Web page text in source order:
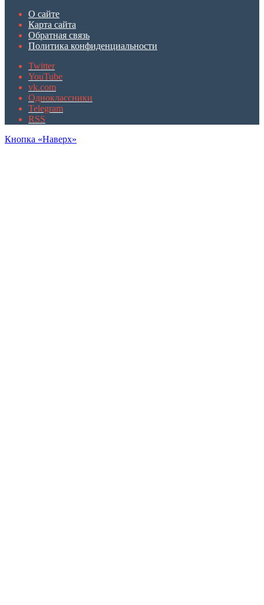
О сайте
Карта сайта
Обратная связь
Политика конфиденциальности
Twitter
YouTube
vk.com
Одноклассники
Telegram
RSS
Кнопка «Наверх»